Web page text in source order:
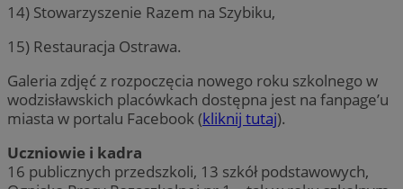
14) Stowarzyszenie Razem na Szybiku,
15) Restauracja Ostrawa.
Galeria zdjęć z rozpoczęcia nowego roku szkolnego w
wodzisławskich placówkach dostępna jest na fanpage’u
miasta w portalu Facebook (kliknij tutaj).
Uczniowie i kadra
16 publicznych przedszkoli, 13 szkół podstawowych,